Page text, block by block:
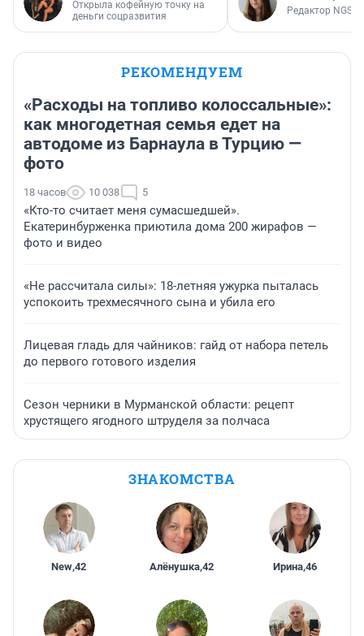
Открыла кофейную точку на
деньги соцразвития
Редактор
РЕКОМЕНДУЕМ
«Расходы на топливо колоссальные»:
как многодетная семья едет на
автодоме из Барнаула в Турцию —
фото
18 часов 10 038 5
«Кто-то считает меня сумасшедшей».
Екатеринбурженка приютила дома 200 жирафов —
фото и видео
«Не рассчитала силы»: 18-летняя ужурка пыталась
успокоить трехмесячного сына и убила его
Лицевая гладь для чайников: гайд от набора петель
до первого готового изделия
Сезон черники в Мурманской области: рецепт
хрустящего ягодного штруделя за полчаса
ЗНАКОМСТВА
New,42 Алёнушка,42 Ирина,46